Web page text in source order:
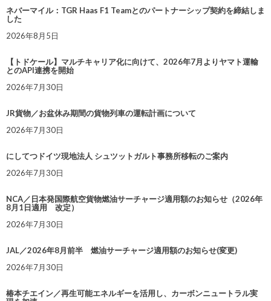
ネバーマイル：TGR Haas F1 Teamとのパートナーシップ契約を締結しま
した
2026年8月5日
【トドケール】マルチキャリア化に向けて、2026年7月よりヤマト運輸
とのAPI連携を開始
2026年7月30日
JR貨物／お盆休み期間の貨物列車の運転計画について
2026年7月30日
にしてつドイツ現地法人 シュツットガルト事務所移転のご案内
2026年7月30日
NCA／日本発国際航空貨物燃油サーチャージ適用額のお知らせ（2026年
8月1日適用 改定）
2026年7月30日
JAL／2026年8月前半 燃油サーチャージ適用額のお知らせ(変更)
2026年7月30日
椿本チエイン／再生可能エネルギーを活用し、カーボンニュートラル実